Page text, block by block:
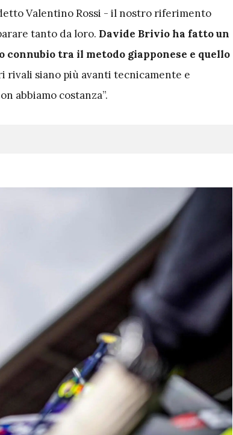
Valentino Rossi - il nostro riferimento
tanto da loro. Davide Brivio ha fatto un
tra il metodo giapponese e quello
rivali siano più avanti tecnicamente e
abbiamo costanza”.